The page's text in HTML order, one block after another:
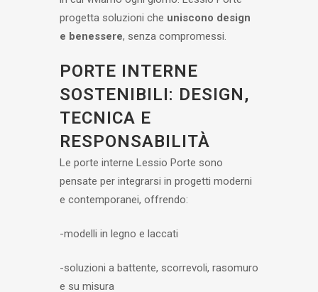
progetta soluzioni che uniscono design
e benessere, senza compromessi.
PORTE INTERNE
SOSTENIBILI: DESIGN,
TECNICA E
RESPONSABILITÀ
Le porte interne Lessio Porte sono
pensate per integrarsi in progetti moderni
e contemporanei, offrendo:
-modelli in legno e laccati
-soluzioni a battente, scorrevoli, rasomuro
e su misura